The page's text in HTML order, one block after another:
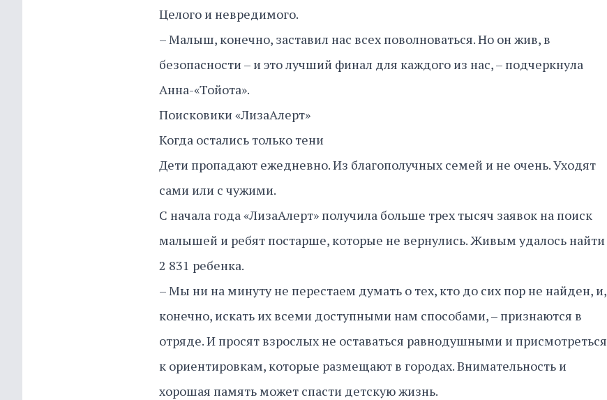
Целого и невредимого.
– Малыш, конечно, заставил нас всех поволноваться. Но он жив, в
безопасности – и это лучший финал для каждого из нас, – подчеркнула
Анна-«Тойота».
Поисковики «ЛизаАлерт»
Когда остались только тени
Дети пропадают ежедневно. Из благополучных семей и не очень. Уходят
сами или с чужими.
С начала года «ЛизаАлерт» получила больше трех тысяч заявок на поиск
малышей и ребят постарше, которые не вернулись. Живым удалось найти
2 831 ребенка.
– Мы ни на минуту не перестаем думать о тех, кто до сих пор не найден, и,
конечно, искать их всеми доступными нам способами, – признаются в
отряде. И просят взрослых не оставаться равнодушными и присмотреться
к ориентировкам, которые размещают в городах. Внимательность и
хорошая память может спасти детскую жизнь.